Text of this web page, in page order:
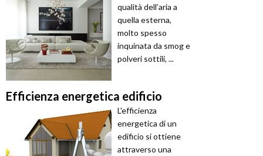
qualità dell’aria a
quella esterna,
molto spesso
inquinata da smog e
polveri sottili, ...
Efficienza energetica edificio
L'efficienza
energetica di un
edificio si ottiene
attraverso una